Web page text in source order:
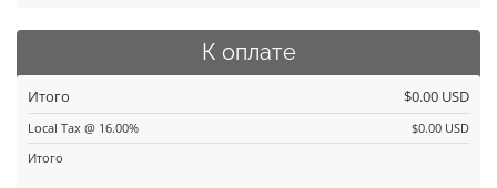
К оплате
Итого $0.00 USD
Local Tax @ 16.00%
$0.00 USD
Итого